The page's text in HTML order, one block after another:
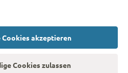
advocadoakzeptieren
Cookies zulassen